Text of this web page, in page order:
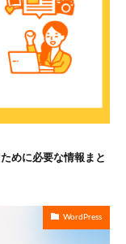
めに必要な情報まと
WordPress